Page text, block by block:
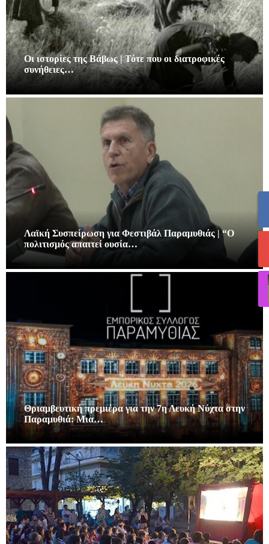
Οι ιστορίες της Βάβως | Τότε που οι διατροφικές
συνήθειες…
Λαϊκή Συσπείρωση για Φεστιβάλ Παραμυθιάς | “Ο
πολιτισμός απαιτεί ουσία…
Θριαμβευτική πρεμιέρα για την 7η Λευκή Νύχτα στην
Παραμυθιά: Μια…